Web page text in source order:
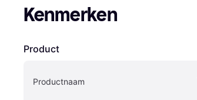
Kenmerken
Product
Productnaam